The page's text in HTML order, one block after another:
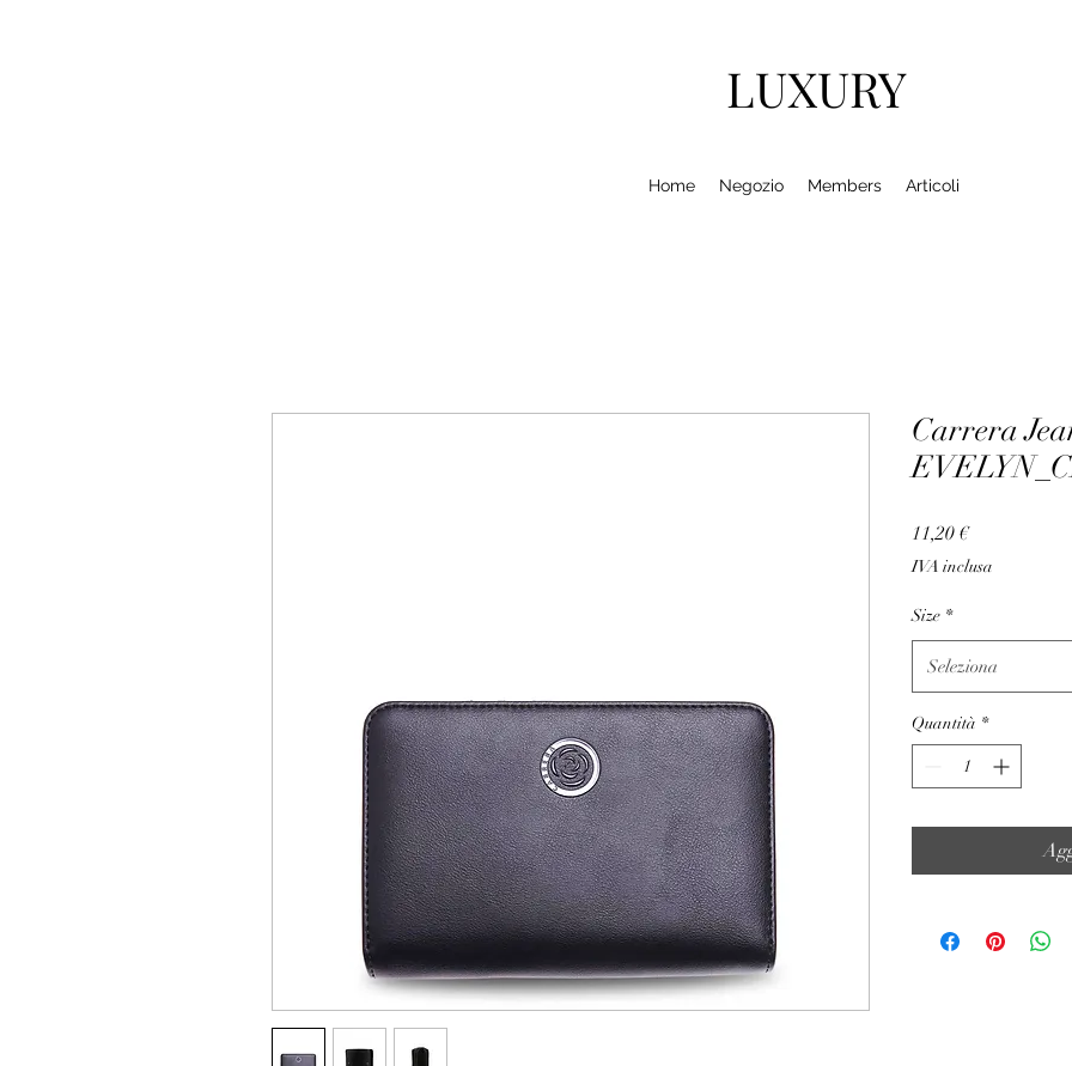
LUXURY
Home Negozio Members Articoli
Carrera
11,20 €Prezzo
IVA inclusa
Size *
Seleziona
Quantità *